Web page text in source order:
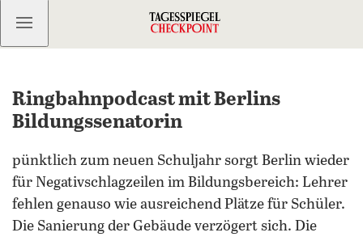
Kostenlos anmelden
Ringbahnpodcast mit Berlins
Bildungssenatorin
pünktlich zum neuen Schuljahr sorgt Berlin wieder
für Negativschlagzeilen im Bildungsbereich: Lehrer
fehlen genauso wie ausreichend Plätze für Schüler.
Die Sanierung der Gebäude verzögert sich. Die